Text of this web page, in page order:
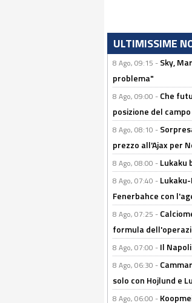
ULTIMISSIME
8 Ago, 09:15 - Sky,
problema"
8 Ago, 09:00 - Che
posizione del campo
8 Ago, 08:10 -
prezzo all'Ajax per
8 Ago, 08:00 - Lukaku
8 Ago, 07:40 -
Fenerbahce con
8 Ago, 07:25 -
formula
8 Ago, 07:00 - Il
8 Ago, 06:30 -
solo con Hojlund e
8 Ago, 06:00 -